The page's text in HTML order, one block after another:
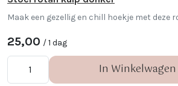
Maak een gezellig en chill hoekje met deze
25,00 / 1 dag
In Winkelwagen